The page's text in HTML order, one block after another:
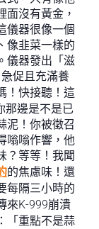
面沒有黃金，
儀器很像一個
像韭菜一樣的
儀器發出「滋
促且充滿養
！快接聽！這
那邊是不是已
泥！你被徵召
嗡嗡作響，他
？等等！我聞
的焦慮味！還
每隔三小時的
來K-999崩潰
「重點不是蒜